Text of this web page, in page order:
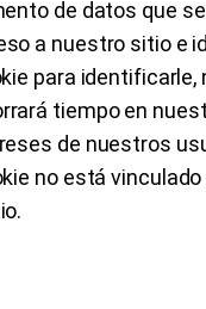
de datos que
a nuestro sitio e
para identificarle,
tiempo en
de nuestros
no está